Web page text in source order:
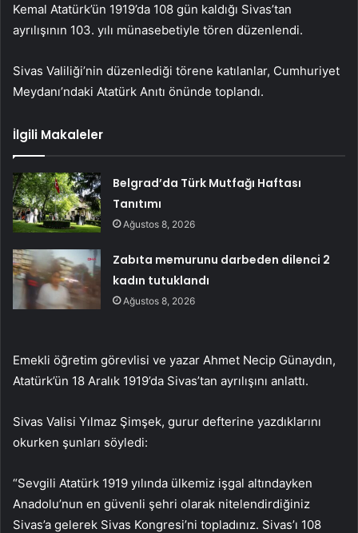
Kemal Atatürk’ün 1919’da 108 gün kaldığı Sivas’tan
ayrılışının 103. yılı münasebetiyle tören düzenlendi.
Sivas Valiliği’nin düzenlediği törene katılanlar, Cumhuriyet
Meydanı’ndaki Atatürk Anıtı önünde toplandı.
İlgili Makaleler
Belgrad’da Türk Mutfağı Haftası
Tanıtımı
Ağustos 8, 2026
Zabıta memurunu darbeden dilenci 2
kadın tutuklandı
Ağustos 8, 2026
Emekli öğretim görevlisi ve yazar Ahmet Necip Günaydın,
Atatürk’ün 18 Aralık 1919’da Sivas’tan ayrılışını anlattı.
Sivas Valisi Yılmaz Şimşek, gurur defterine yazdıklarını
okurken şunları söyledi:
“Sevgili Atatürk 1919 yılında ülkemiz işgal altındayken
Anadolu’nun en güvenli şehri olarak nitelendirdiğiniz
Sivas’a gelerek Sivas Kongresi’ni topladınız. Sivas’ı 108